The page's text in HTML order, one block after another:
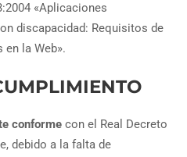
«Aplicaciones
discapacidad: Requisitos de
la Web».
conforme con el Real Decreto
debido a la falta de